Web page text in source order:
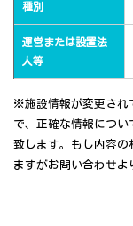
種別
運営または設置法
人等
※施設情報が変更され
で、正確な情報につ
致します。もし内容の
ますがお問い合わせよ